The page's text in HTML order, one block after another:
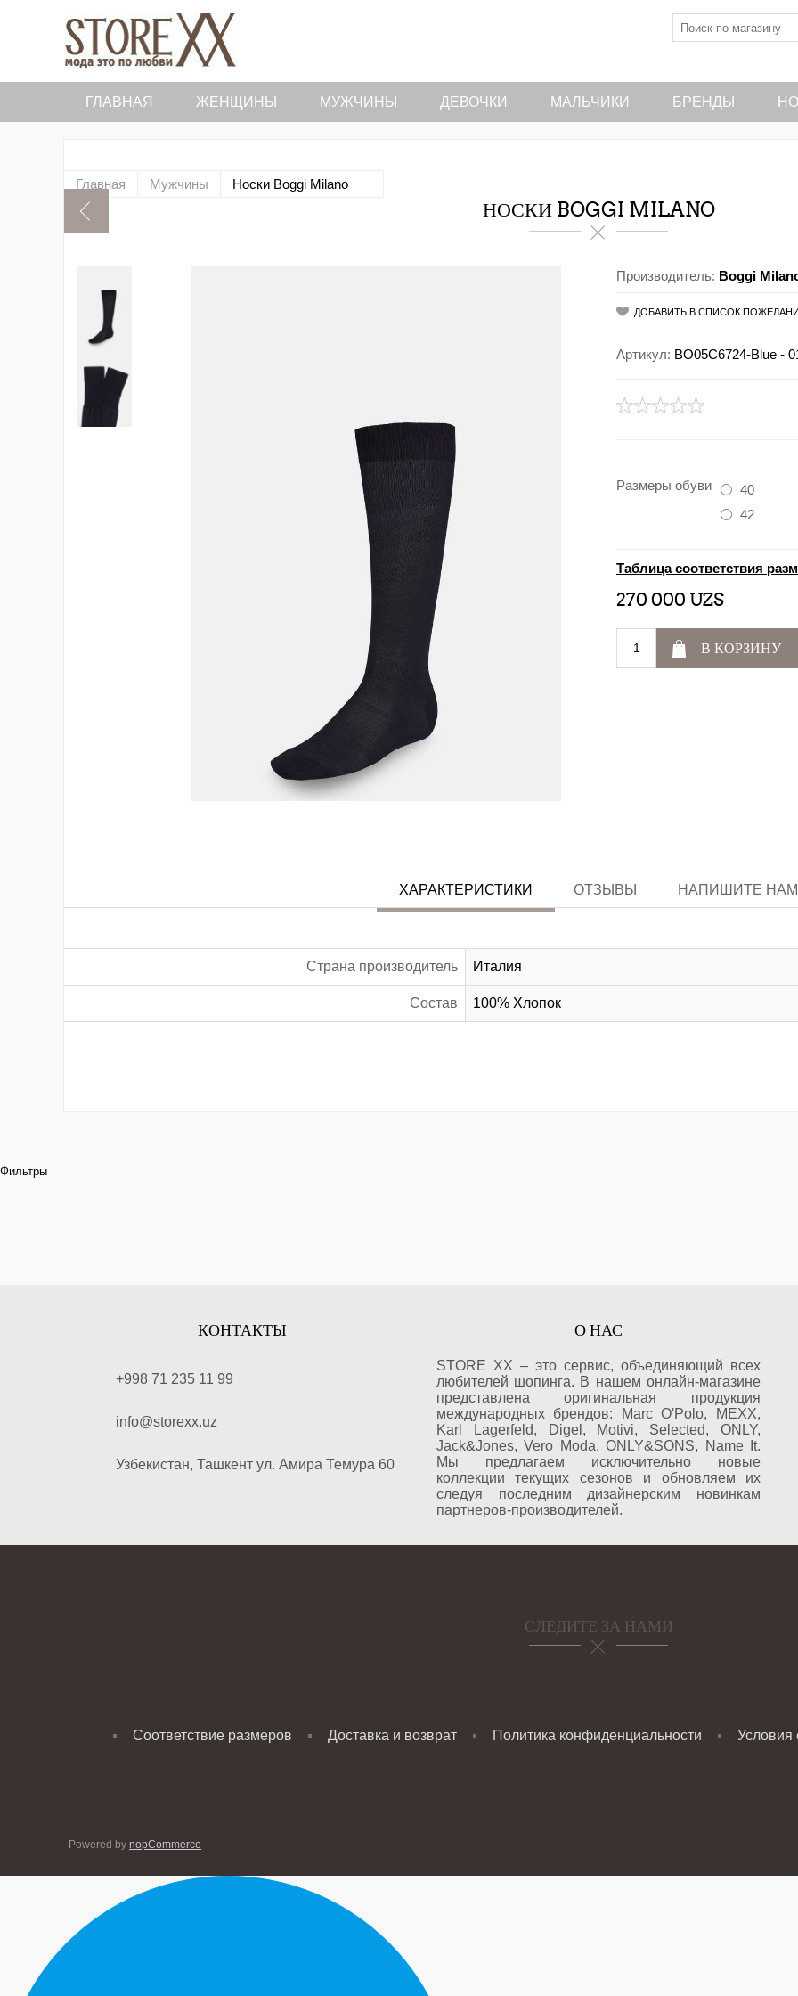
ГЛАВНАЯ ЖЕНЩИНЫ МУЖЧИНЫ ДЕВОЧКИ МАЛЬЧИКИ БРЕНДЫ
Главная Мужчины Носки Boggi Milano
НОСКИ BOGGI MILANO
Производитель: Boggi
ДОБАВИТЬ В СПИСОК
Артикул: BO05C6724-Blue -
Размеры обуви
40
42
Таблица соответствия
270 000 UZS
В КОРЗИНУ
ХАРАКТЕРИСТИКИ ОТЗЫВЫ НАПИШИТЕ НАМ
Страна производитель Италия
Состав 100% Хлопок
Фильтры
КОНТАКТЫ
+998 71 235 11 99
info@storexx.uz
Узбекистан, Ташкент ул. Амира Темура 60
О НАС
STORE XX – это сервис, объединяющий всех
любителей шопинга. В нашем онлайн-магазине
представлена оригинальная продукция
международных брендов: Marc O'Polo, MEXX,
Karl Lagerfeld, Digel, Motivi, Selected, ONLY,
Jack&Jones, Vero Moda, ONLY&SONS, Name It.
Мы предлагаем исключительно новые
коллекции текущих сезонов и обновляем их
следуя последним дизайнерским новинкам
партнеров-производителей.
СЛЕДИТЕ ЗА НАМИ
Соответствие размеров Доставка и возврат Политика конфиденциальности Условия
Powered by nopCommerce